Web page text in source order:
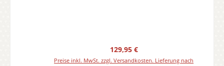
Regulärer Preis:
129,95 €
Preise inkl. MwSt. zzgl. Versandkosten. Lieferung nach